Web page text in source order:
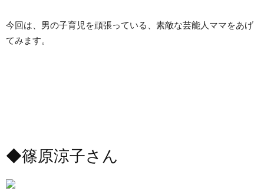
今回は、男の子育児を頑張っている、素敵な芸能人ママをあげ
てみます。
◆篠原涼子さん